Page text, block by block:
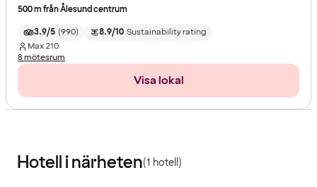
500 m från Ålesund centrum
3.9/5 (990) 8.9/10 Sustainability rating
Max210
8 mötesrum
Visa lokal
Hotell i närheten(1 hotell)